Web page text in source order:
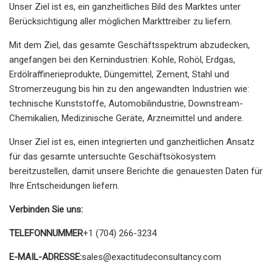
Unser Ziel ist es, ein ganzheitliches Bild des Marktes unter
Berücksichtigung aller möglichen Markttreiber zu liefern.
Mit dem Ziel, das gesamte Geschäftsspektrum abzudecken,
angefangen bei den Kernindustrien: Kohle, Rohöl, Erdgas,
Erdölraffinerieprodukte, Düngemittel, Zement, Stahl und
Stromerzeugung bis hin zu den angewandten Industrien wie:
technische Kunststoffe, Automobilindustrie, Downstream-
Chemikalien, Medizinische Geräte, Arzneimittel und andere.
Unser Ziel ist es, einen integrierten und ganzheitlichen Ansatz
für das gesamte untersuchte Geschäftsökosystem
bereitzustellen, damit unsere Berichte die genauesten Daten für
Ihre Entscheidungen liefern.
Verbinden Sie uns:
TELEFONNUMMER+1 (704) 266-3234
E-MAIL-ADRESSE:sales@exactitudeconsultancy.com